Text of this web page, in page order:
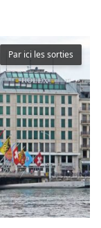
Par ici les sorties